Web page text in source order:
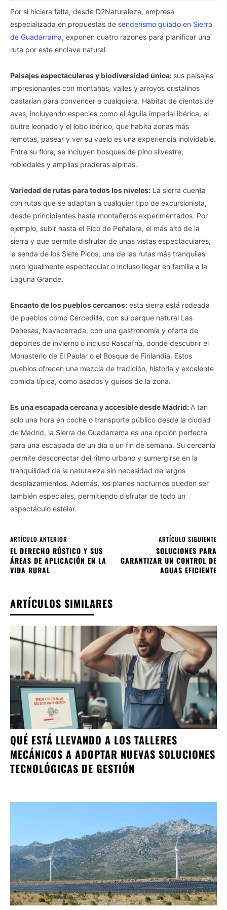
Por si hiciera falta, desde D2Naturaleza, empresa
especializada en propuestas de senderismo guiado en Sierra
de Guadarrama, exponen cuatro razones para planificar una
ruta por este enclave natural.
Paisajes espectaculares y biodiversidad única: sus paisajes
impresionantes con montañas, valles y arroyos cristalinos
bastarían para convencer a cualquiera. Habitat de cientos de
aves, incluyendo especies como el águila imperial ibérica, el
buitre leonado y el lobo ibérico, que habita zonas más
remotas, pasear y ver su vuelo es una experiencia inolvidable.
Entre su flora, se incluyen bosques de pino silvestre,
robledales y amplias praderas alpinas.
Variedad de rutas para todos los niveles: La sierra cuenta
con rutas que se adaptan a cualquier tipo de excursionista,
desde principiantes hasta montañeros experimentados. Por
ejemplo, subir hasta el Pico de Peñalara, el más alto de la
sierra y que permite disfrutar de unas vistas espectaculares,
la senda de los Siete Picos, una de las rutas más tranquilas
pero igualmente espectacular o incluso llegar en familia a la
Laguna Grande.
Encanto de los pueblos cercanos: esta sierra está rodeada
de pueblos como Cercedilla, con su parque natural Las
Dehesas, Navacerrada, con una gastronomía y oferta de
deportes de invierno o incluso Rascafría, donde descubrir el
Monasterio de El Paular o el Bosque de Finlandia. Estos
pueblos ofrecen una mezcla de tradición, historia y excelente
comida típica, como asados y guisos de la zona.
Es una escapada cercana y accesible desde Madrid: A tan
solo una hora en coche o transporte público desde la ciudad
de Madrid, la Sierra de Guadarrama es una opción perfecta
para una escapada de un día o un fin de semana. Su cercanía
permite desconectar del ritmo urbano y sumergirse en la
tranquilidad de la naturaleza sin necesidad de largos
desplazamientos. Además, los planes nocturnos pueden ser
también especiales, permitiendo disfrutar de todo un
espectáculo estelar.
ARTÍCULO ANTERIOR
EL DERECHO RÚSTICO Y SUS
ÁREAS DE APLICACIÓN EN LA
VIDA RURAL
ARTÍCULO SIGUIENTE
SOLUCIONES PARA
GARANTIZAR UN CONTROL DE
AGUAS EFICIENTE
ARTÍCULOS SIMILARES
QUÉ ESTÁ LLEVANDO A LOS TALLERES
MECÁNICOS A ADOPTAR NUEVAS SOLUCIONES
TECNOLÓGICAS DE GESTIÓN